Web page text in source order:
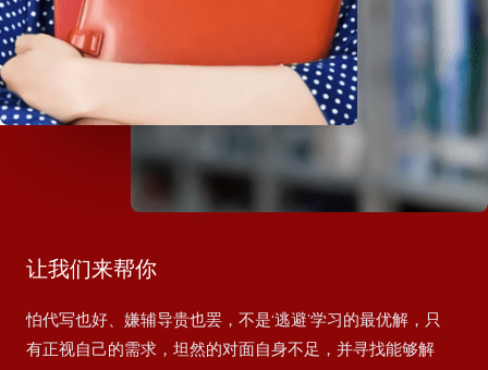
让我们来帮你
怕代写也好、嫌辅导贵也罢，不是‘逃避’学习的最优解，只
有正视自己的需求，坦然的对面自身不足，并寻找能够解